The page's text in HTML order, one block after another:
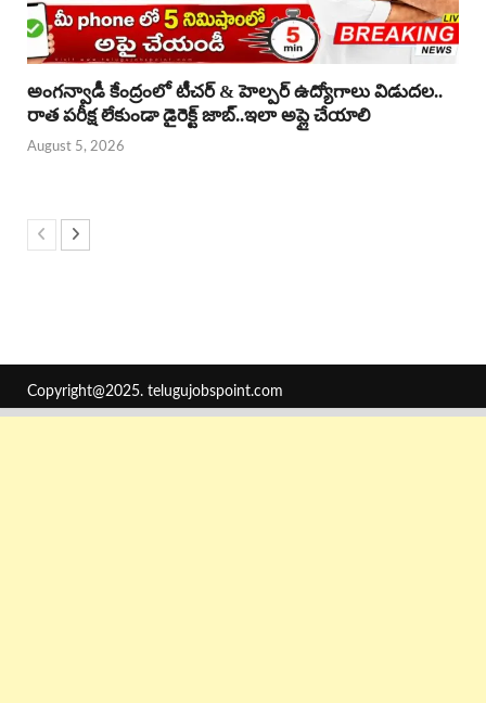
అంగన్వాడీ కేంద్రంలో టీచర్ & హెల్పర్ ఉద్యోగాలు విడుదల..
రాత పరీక్ష లేకుండా డైరెక్ట్ జాబ్..ఇలా అప్లై చేయాలి
August 5, 2026
Copyright@2025. telugujobspoint.com